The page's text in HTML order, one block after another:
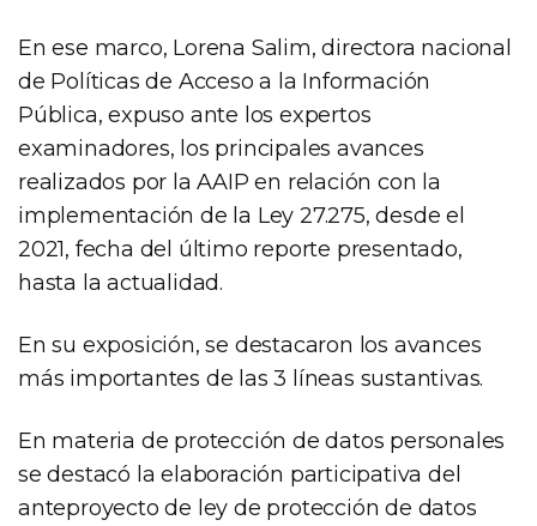
En ese marco, Lorena Salim, directora nacional
de Políticas de Acceso a la Información
Pública, expuso ante los expertos
examinadores, los principales avances
realizados por la AAIP en relación con la
implementación de la Ley 27.275, desde el
2021, fecha del último reporte presentado,
hasta la actualidad.
En su exposición, se destacaron los avances
más importantes de las 3 líneas sustantivas.
En materia de protección de datos personales
se destacó la elaboración participativa del
anteproyecto de ley de protección de datos